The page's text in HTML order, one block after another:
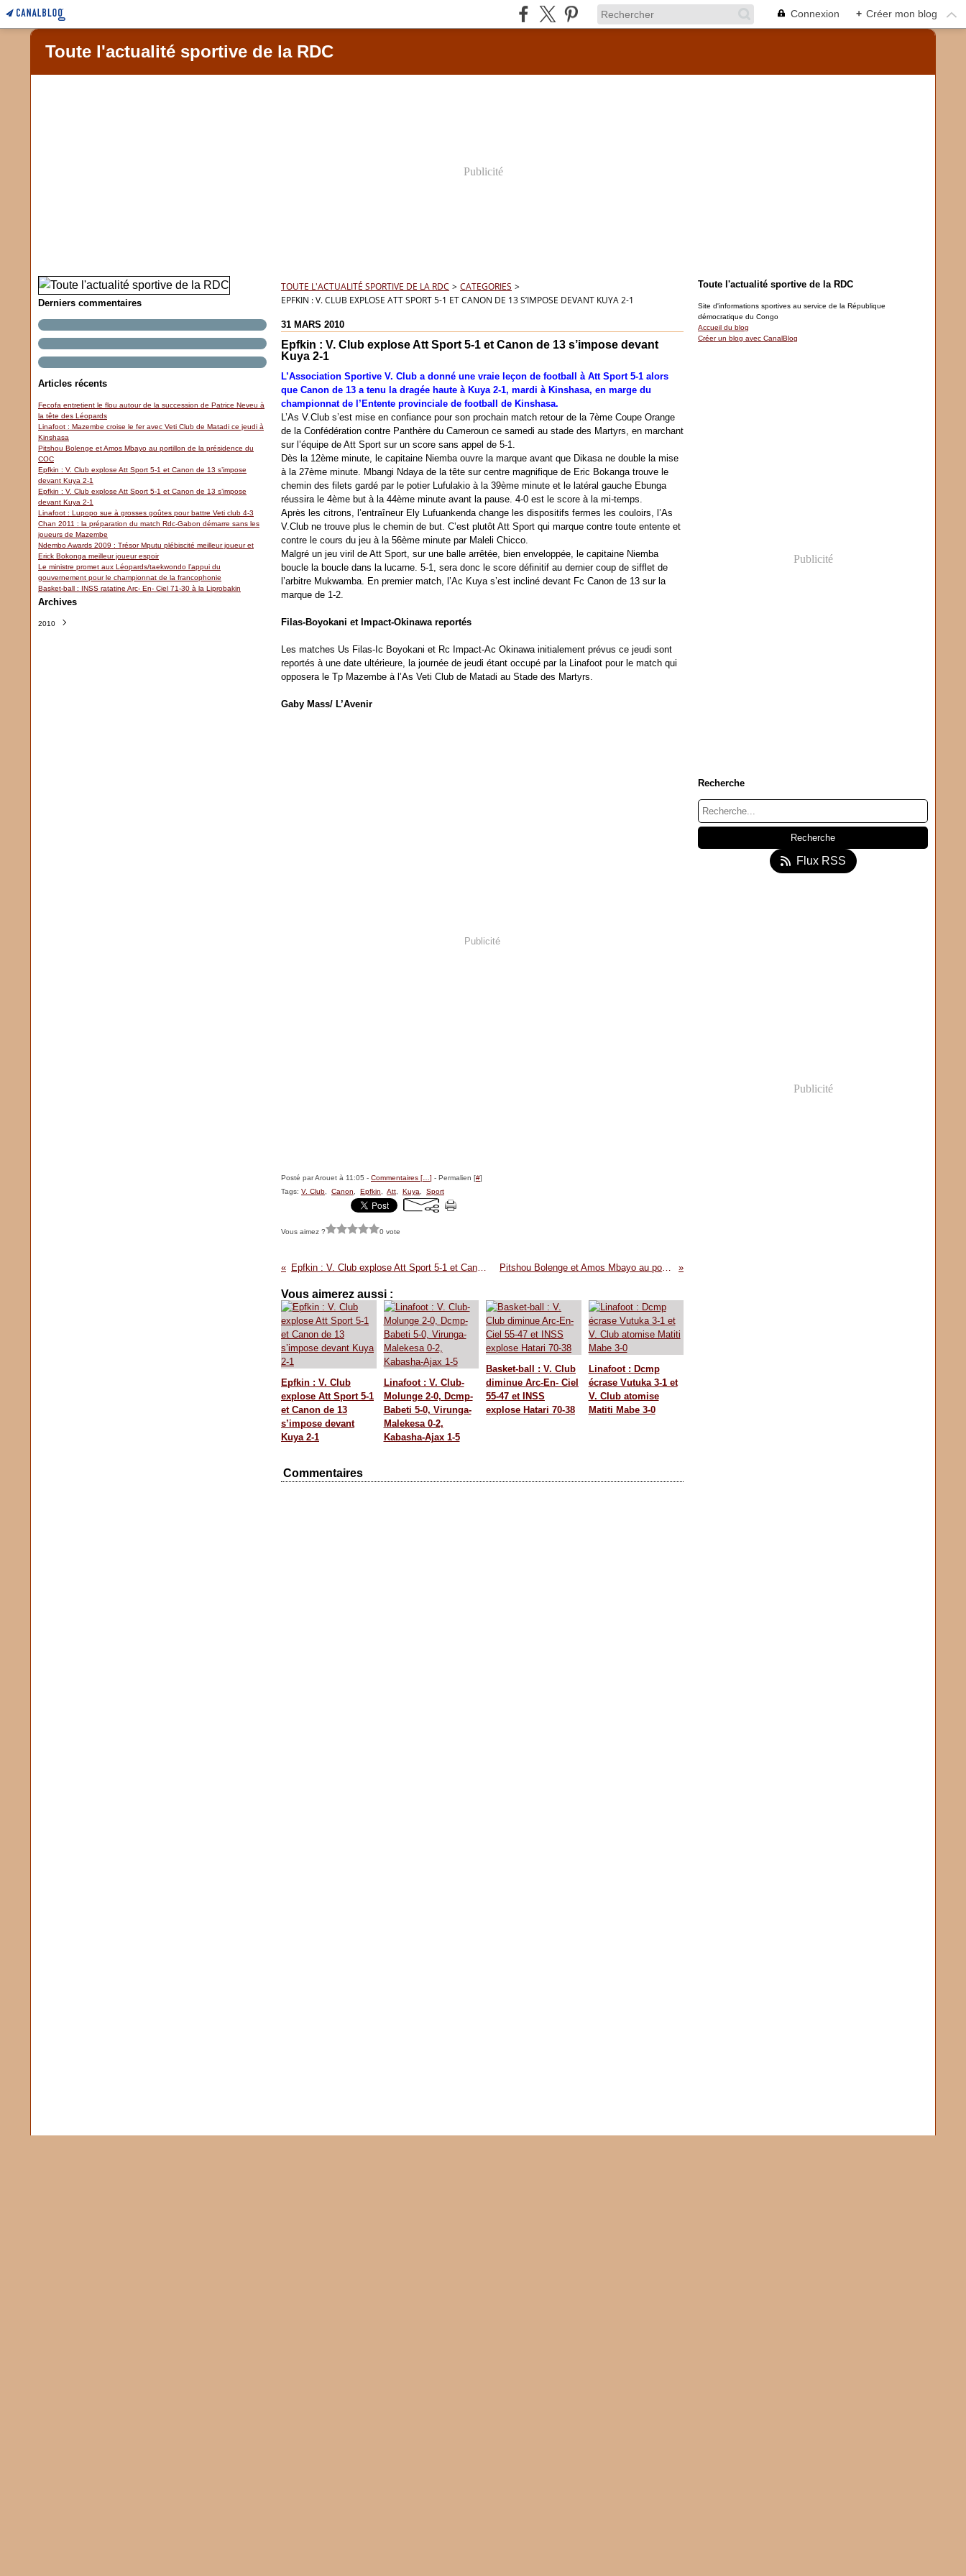
Connexion + Créer mon blog
Toute l'actualité sportive de la RDC
Publicité
Derniers commentaires
Articles récents
Fecofa entretient le flou autour de la succession de Patrice Neveu à
la tête des Léopards
Linafoot : Mazembe croise le fer avec Veti Club de Matadi ce jeudi à
Kinshasa
Pitshou Bolenge et Amos Mbayo au portillon de la présidence du
COC
Epfkin : V. Club explose Att Sport 5-1 et Canon de 13 s’impose
devant Kuya 2-1
Epfkin : V. Club explose Att Sport 5-1 et Canon de 13 s’impose
devant Kuya 2-1
Linafoot : Lupopo sue à grosses goûtes pour battre Veti club 4-3
Chan 2011 : la préparation du match Rdc-Gabon démarre sans les
joueurs de Mazembe
Ndembo Awards 2009 : Trésor Mputu plébiscité meilleur joueur et
Erick Bokonga meilleur joueur espoir
Le ministre promet aux Léopards/taekwondo l’appui du
gouvernement pour le championnat de la francophonie
Basket-ball : INSS ratatine Arc- En- Ciel 71-30 à la Liprobakin
Archives
2010
TOUTE L'ACTUALITÉ SPORTIVE DE LA RDC > CATEGORIES >
EPFKIN : V. CLUB EXPLOSE ATT SPORT 5-1 ET CANON DE 13 S’IMPOSE DEVANT KUYA 2-1
31 MARS 2010
Epfkin : V. Club explose Att Sport 5-1 et Canon de 13 s’impose devant
Kuya 2-1
L’Association Sportive V. Club a donné une vraie leçon de football à Att Sport 5-1 alors
que Canon de 13 a tenu la dragée haute à Kuya 2-1, mardi à Kinshasa, en marge du
championnat de l’Entente provinciale de football de Kinshasa.
L’As V.Club s’est mise en confiance pour son prochain match retour de la 7ème Coupe Orange
de la Confédération contre Panthère du Cameroun ce samedi au stade des Martyrs, en marchant
sur l’équipe de Att Sport sur un score sans appel de 5-1.
Dès la 12ème minute, le capitaine Niemba ouvre la marque avant que Dikasa ne double la mise
à la 27ème minute. Mbangi Ndaya de la tête sur centre magnifique de Eric Bokanga trouve le
chemin des filets gardé par le potier Lufulakio à la 39ème minute et le latéral gauche Ebunga
réussira le 4ème but à la 44ème minute avant la pause. 4-0 est le score à la mi-temps.
Après les citrons, l’entraîneur Ely Lufuankenda change les dispositifs fermes les couloirs, l’As
V.Club ne trouve plus le chemin de but. C’est plutôt Att Sport qui marque contre toute entente et
contre le cours du jeu à la 56ème minute par Maleli Chicco.
Malgré un jeu viril de Att Sport, sur une balle arrêtée, bien enveloppée, le capitaine Niemba
boucle la boucle dans la lucarne. 5-1, sera donc le score définitif au dernier coup de sifflet de
l’arbitre Mukwamba. En premier match, l’Ac Kuya s’est incliné devant Fc Canon de 13 sur la
marque de 1-2.
Filas-Boyokani et Impact-Okinawa reportés
Les matches Us Filas-Ic Boyokani et Rc Impact-Ac Okinawa initialement prévus ce jeudi sont
reportés à une date ultérieure, la journée de jeudi étant occupé par la Linafoot pour le match qui
opposera le Tp Mazembe à l’As Veti Club de Matadi au Stade des Martyrs.
Gaby Mass/ L’Avenir
Publicité
Posté par Arouet à 11:05 - Commentaires [ ] - Permalien [#]
Tags: V. Club Canon Epfkin Att Kuya Sport
Vous aimez ? 0 vote
Epfkin : V. Club explose Att Sport 5-1 et Canon de 13 s’impose devant Kuya 2-1 Pitshou Bolenge et Amos Mbayo au portillon de la présidence du COC
Vous aimerez aussi :
Epfkin : V. Club
explose Att Sport 5-1
et Canon de 13
s’impose devant
Kuya 2-1
Linafoot : V. Club-
Molunge 2-0, Dcmp-
Babeti 5-0, Virunga-
Malekesa 0-2,
Kabasha-Ajax 1-5
Basket-ball : V. Club
diminue Arc-En- Ciel
55-47 et INSS
explose Hatari 70-38
Linafoot : Dcmp
écrase Vutuka 3-1 et
V. Club atomise
Matiti Mabe 3-0
Commentaires
Toute l'actualité sportive de la RDC
Site d'informations sportives au service de la République
démocratique du Congo
Accueil du blog
Créer un blog avec CanalBlog
Publicité
Recherche
Flux RSS
Publicité